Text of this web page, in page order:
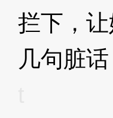
拦下，
几句脏